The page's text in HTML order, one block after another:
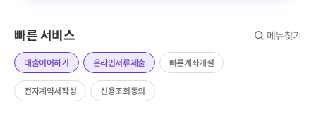
빠른 서비스 메뉴찾기
대출이어하기 온라인서류제출 빠른계좌개설
전자계약서작성 신용조회동의